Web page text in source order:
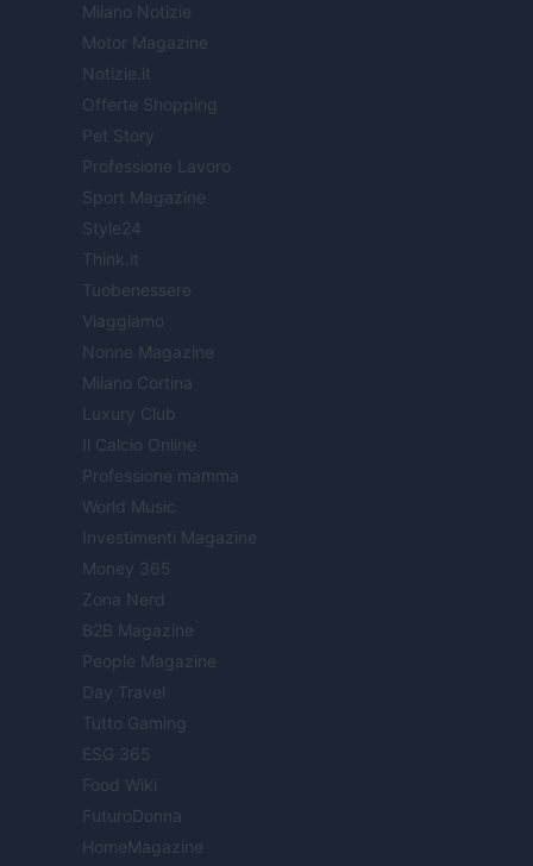
Milano Notizie
Motor Magazine
Notizie.it
Offerte Shopping
Pet Story
Professione Lavoro
Sport Magazine
Style24
Think.it
Tuobenessere
Viaggiamo
Nonne Magazine
Milano Cortina
Luxury Club
Il Calcio Online
Professione mamma
World Music
Investimenti Magazine
Money 365
Zona Nerd
B2B Magazine
People Magazine
Day Travel
Tutto Gaming
ESG 365
Food Wiki
FuturoDonna
HomeMagazine